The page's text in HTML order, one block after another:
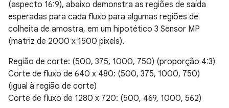
(aspecto 16:9), abaixo demonstra as regiões de saída
esperadas para cada fluxo para algumas regiões de
colheita de amostra, em um hipotético 3 Sensor MP
(matriz de 2000 x 1500 pixels).
Região de corte: (500, 375, 1000, 750) (proporção 4:3)
Corte de fluxo de 640 x 480: (500, 375, 1000, 750)
(igual à região de corte)
Corte de fluxo de 1280 x 720: (500, 469, 1000, 562)